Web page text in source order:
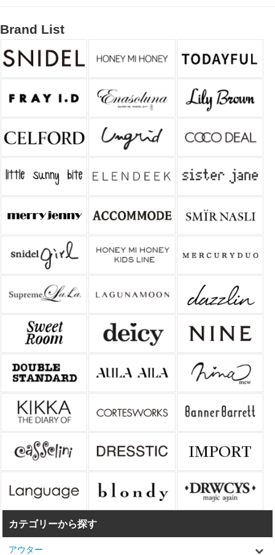
Brand List
カテゴリーから探す
アウター